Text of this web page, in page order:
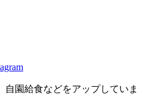
園給食などをアップしていま